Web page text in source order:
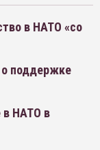
в НАТО «со
о поддержке
в НАТО в